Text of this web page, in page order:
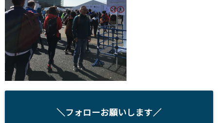
＼フォローお願いします／